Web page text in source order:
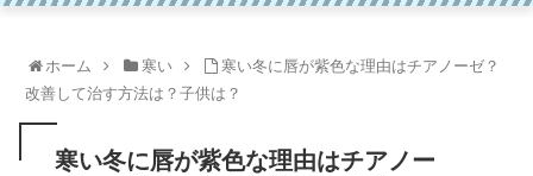
ホーム 寒い
寒い冬に唇が紫色な理由はチアノーゼ？
改善して治す方法は？子供は？
寒い冬に唇が紫色な理由はチアノー